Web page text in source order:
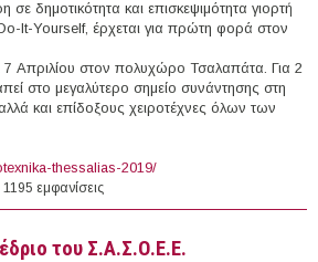
σε δημοτικότητα και επισκεψιμότητα γιορτή
Do-It-Yourself, έρχεται για πρώτη φορά στον
7 Απριλίου στον πολυχώρο Τσαλαπάτα. Για 2
στο μεγαλύτερο σημείο συνάντησης στη
και επίδοξους χειροτέχνες όλων των
thessalias-2019/
06-07/04/2019 - Χειροτέχνικα Θεσσαλίας 2019
1195 εμφανίσεις
του Σ.Α.Σ.Ο.Ε.Ε.